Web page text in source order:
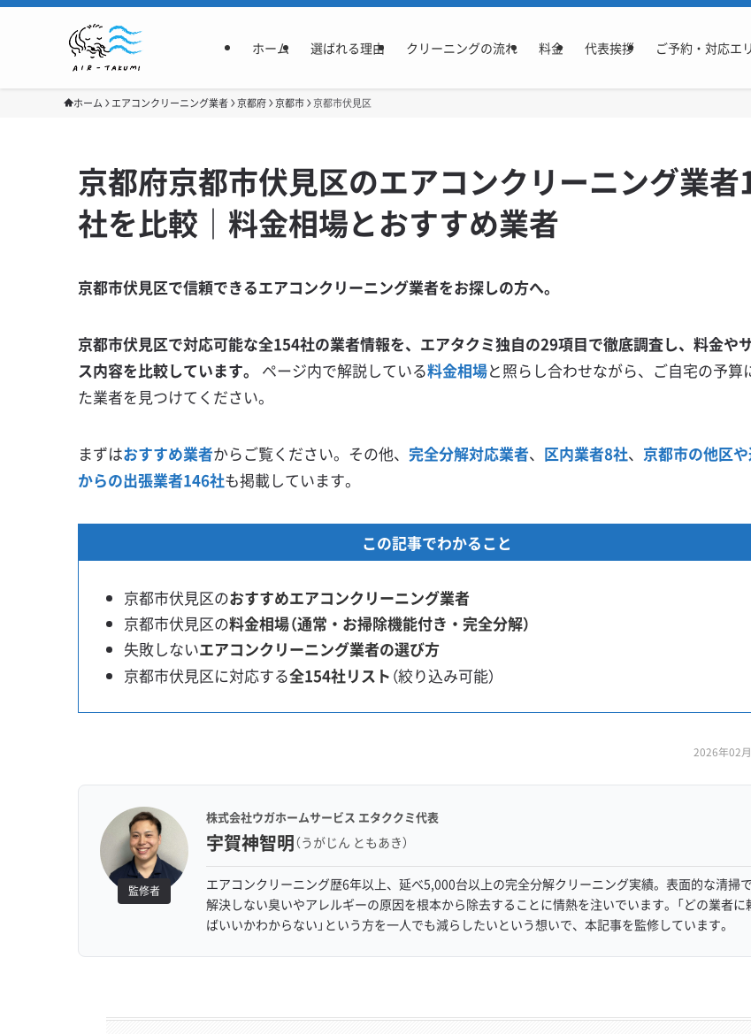
ホーム 選ばれる理由 クリーニングの流れ 料金 代表挨拶 ご予約・対応エ
ホーム エアコンクリーニング業者 京都府 京都市 京都市伏見区
京都府京都市伏見区のエアコンクリーニング業者
社を比較｜料金相場とおすすめ業者
京都市伏見区で信頼できるエアコンクリーニング業者をお探しの方へ。
京都市伏見区で対応可能な全154社の業者情報を、エアタクミ独自の29項目で徹底調査し、料金や
ス内容を比較しています。
ページ内で解説している料金相場と照らし合わせながら、ご自宅の予算
た業者を見つけてください。
まずはおすすめ業者からご覧ください。その他、 完全分解対応業者、 区内業者8社、 京都市の他区
からの出張業者146社も掲載しています。
この記事でわかること
京都市伏見区のおすすめエアコンクリーニング業者
京都市伏見区の料金相場（通常・お掃除機能付き・完全分解）
失敗しないエアコンクリーニング業者の選び方
京都市伏見区に対応する全154社リスト （絞り込み可能）
2026年02
監修者
株式会社ウガホームサービス エタククミ代表
宇賀神智明（うがじん ともあき）
エアコンクリーニング歴6年以上、延べ5,000台以上の完全分解クリーニング実績。表面的な清掃
解決しない臭いやアレルギーの原因を根本から除去することに情熱を注いでいます。「どの業者に
ばいいかわからない」という方を一人でも減らしたいという想いで、本記事を監修しています。